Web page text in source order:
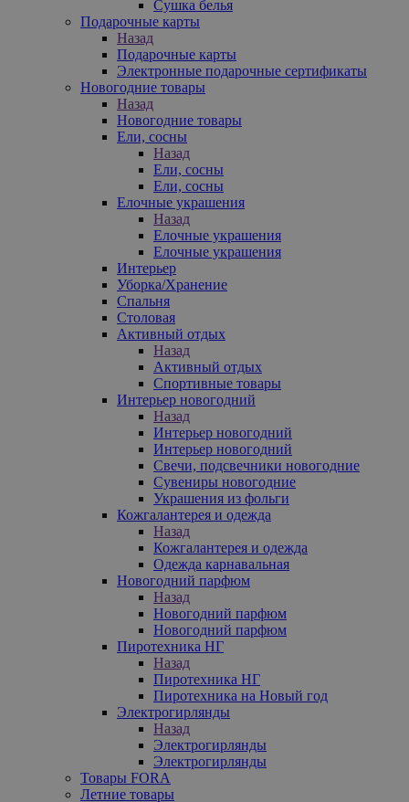
Сушка белья
Подарочные карты
Назад
Подарочные карты
Электронные подарочные сертификаты
Новогодние товары
Назад
Новогодние товары
Ели, сосны
Назад
Ели, сосны
Ели, сосны
Елочные украшения
Назад
Елочные украшения
Елочные украшения
Интерьер
Уборка/Хранение
Спальня
Столовая
Активный отдых
Назад
Активный отдых
Спортивные товары
Интерьер новогодний
Назад
Интерьер новогодний
Интерьер новогодний
Свечи, подсвечники новогодние
Сувениры новогодние
Украшения из фольги
Кожгалантерея и одежда
Назад
Кожгалантерея и одежда
Одежда карнавальная
Новогодний парфюм
Назад
Новогодний парфюм
Новогодний парфюм
Пиротехника НГ
Назад
Пиротехника НГ
Пиротехника на Новый год
Электрогирлянды
Назад
Электрогирлянды
Электрогирлянды
Товары FORA
Летние товары